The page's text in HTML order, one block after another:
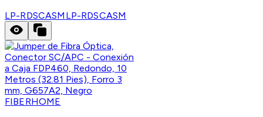
LP-RDSCASM LP-RDSCASM
FIBERHOME